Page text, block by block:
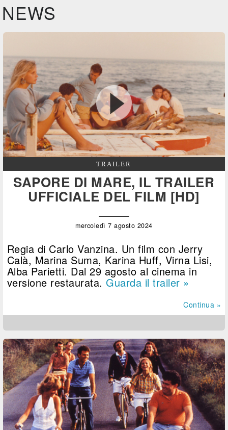
NEWS
TRAILER
SAPORE DI MARE, IL TRAILER
UFFICIALE DEL FILM [HD]
mercoledì 7 agosto 2024
Regia di Carlo Vanzina. Un film con Jerry
Calà, Marina Suma, Karina Huff, Virna Lisi,
Alba Parietti. Dal 29 agosto al cinema in
versione restaurata. Guarda il trailer »
Continua »